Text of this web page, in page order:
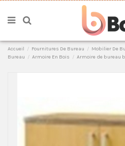
Accueil Fournitures De Bureau Mobilier De
Bureau
Armoire En Bois Armoire de bureau